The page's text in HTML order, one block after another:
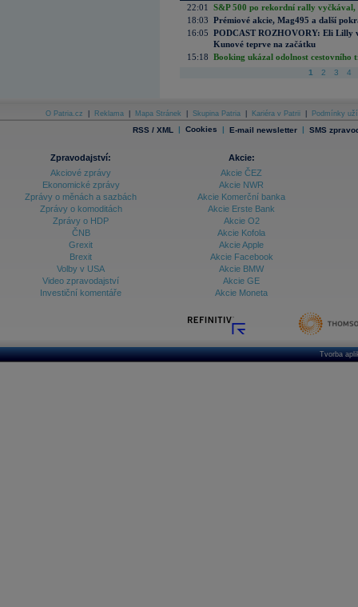
22:01
S&P 500 po rekordní rally vyčkával,
18:03 Prémiové akcie, Mag495 a další
16:05 PODCAST ROZHOVORY: Eli Lilly
Kunové teprve na začátku
15:18 Booking ukázal odolnost cestovního
1 2 3 4
O Patria.cz Reklama Mapa Stránek Skupina Patria Kariéra v Patrii Podmínky
RSS / XML | Cookies | E-mail newsletter | SMS
Zpravodajství:
Akciové zprávy
Ekonomické zprávy
Zprávy o měnách a sazbách
Zprávy o komoditách
Zprávy o HDP
ČNB
Grexit
Brexit
Volby v USA
Video zpravodajství
Investiční komentáře
Akcie:
Akcie ČEZ
Akcie NWR
Akcie Komerční banka
Akcie Erste Bank
Akcie O2
Akcie Kofola
Akcie Apple
Akcie Facebook
Akcie BMW
Akcie GE
Akcie Moneta
Tvorba